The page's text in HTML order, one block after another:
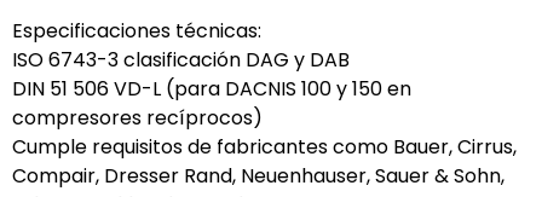
Especificaciones técnicas:
ISO 6743-3 clasificación DAG y DAB
DIN 51 506 VD-L (para DACNIS 100 y 150 en
compresores recíprocos)
Cumple requisitos de fabricantes como Bauer, Cirrus,
Compair, Dresser Rand, Neuenhauser, Sauer & Sohn,